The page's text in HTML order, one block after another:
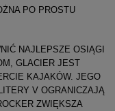
PO PROSTU
NAJLEPSZE OSIĄGI
GLACIER JEST
KAJAKÓW. JEGO
V OGRANICZAJĄ
ZWIĘKSZA